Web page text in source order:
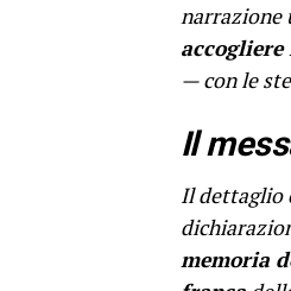
narrazione
accogliere
— con le
Il
Il dettaglio
memoria